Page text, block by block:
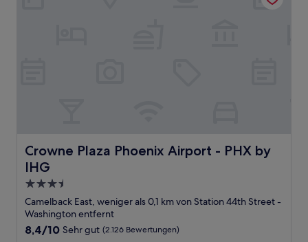
Crowne Plaza Phoenix Airport - PHX by
IHG
Crowne Plaza Phoenix Airport - PHX by IHG
3.5-
Sterne-
Unterkunft
Camelback East, weniger als 0,1 km von Station 44th Street -
Washington entfernt
8.4
8,4/10 Sehr gut (2.126 Bewertungen)